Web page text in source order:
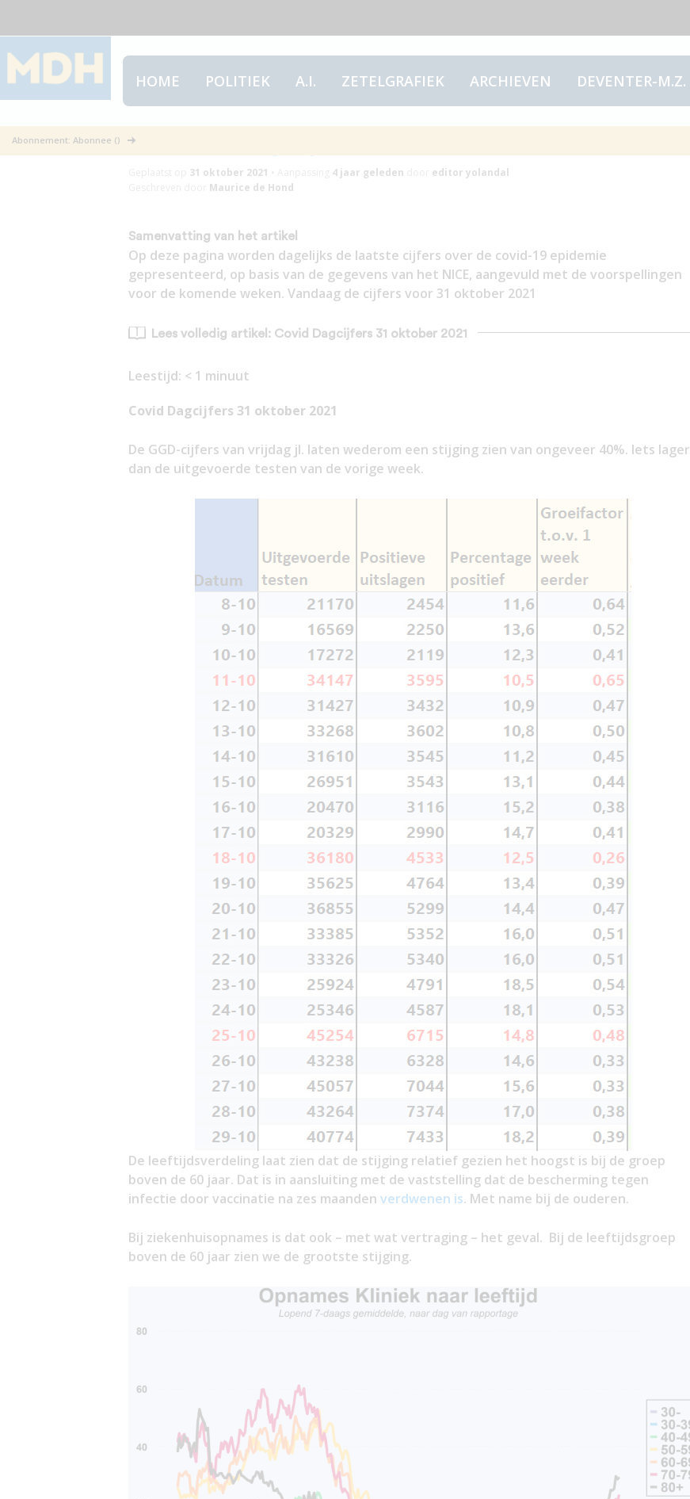
HOME POLITIEK A.I. ZETELGRAFIEK ARCHIEVEN DEVENTER-M.Z.
Abonnement: Abonnee () Covid Dagcijfers 31 oktober 2021
31 oktober 2021 4 jaar geleden
editor yolandal
Maurice de Hond
Samenvatting van het artikel
Op deze pagina worden dagelijks de laatste cijfers over de covid-19 epidemie
gepresenteerd, op basis van de gegevens van het NICE, aangevuld met de voorspellingen
voor de komende weken. Vandaag de cijfers voor 31 oktober 2021
Lees volledig artikel: Covid Dagcijfers 31 oktober 2021
Leestijd: < 1 minuut
Covid Dagcijfers 31 oktober 2021
De GGD-cijfers van vrijdag jl. laten wederom een stijging zien van ongeveer 40%. Iets lager
dan de uitgevoerde testen van de vorige week.
De leeftijdsverdeling laat zien dat de stijging relatief gezien het hoogst is bij de groep
boven de 60 jaar. Dat is in aansluiting met de vaststelling dat de bescherming tegen
infectie door vaccinatie na zes maanden verdwenen is. Met name bij de ouderen.
Bij ziekenhuisopnames is dat ook – met wat vertraging – het geval. Bij de leeftijdsgroep
boven de 60 jaar zien we de grootste stijging.